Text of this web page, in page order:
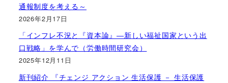
通報制度を考える～
2026年2月17日
「インフレ不況と『資本論』―新しい福祉国家という出
口戦略」を学んで（労働時間研究会）
2025年12月11日
新刊紹介 『チェンジ アクション 生活保護 － 生活保護